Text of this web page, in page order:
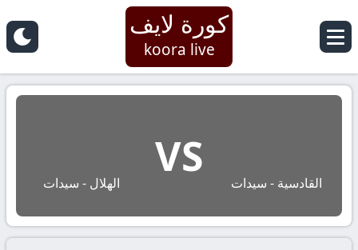
كورة لايف
koora live
القادسية - سيدات
VS
الهلال - سيدات